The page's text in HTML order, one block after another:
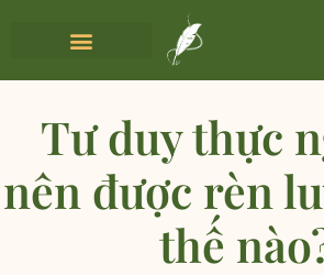
Tư duy thực
nên được rèn
thế